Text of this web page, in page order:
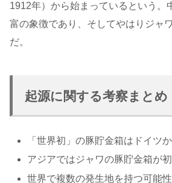
1912年）から始まっているという。
富の象徴であり、そしてやはりジャ
だ。
起源に関する考察まとめ
「世界初」の豚貯金箱はドイツ
アジアではジャワの豚貯金箱が
世界で複数の発生地を持つ可能